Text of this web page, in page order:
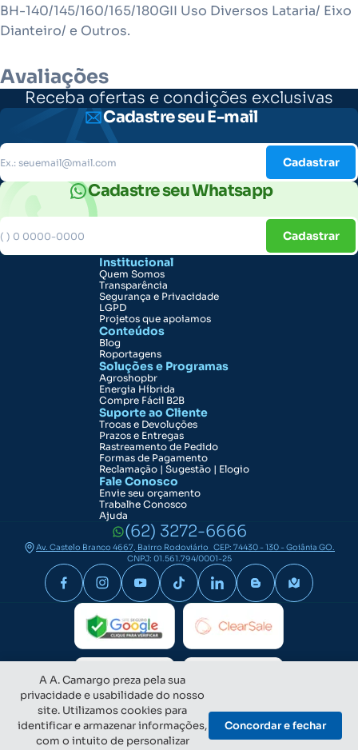
BH-140/145/160/165/180GII Uso Diversos Lataria/ Eixo
Dianteiro/ e Outros.
Avaliações
Receba ofertas e condições exclusivas
Cadastre seu E-mail
Cadastrar
Cadastre seu Whatsapp
Cadastrar
Institucional
Quem Somos
Transparência
Segurança e Privacidade
LGPD
Projetos que apoiamos
Conteúdos
Blog
Roportagens
Soluções e Programas
Agroshopbr
Energia Híbrida
Compre Fácil B2B
Suporte ao Cliente
Trocas e Devoluções
Prazos e Entregas
Rastreamento de Pedido
Formas de Pagamento
Reclamação | Sugestão | Elogio
Fale Conosco
Envie seu orçamento
Trabalhe Conosco
Ajuda
(62) 3272-6666
Av. Castelo Branco 4667, Bairro Rodoviário CEP: 74430 - 130 - Goiânia GO.
CNPJ: 01.561.794/0001-25
A A. Camargo preza pela sua
privacidade e usabilidade do nosso
site. Utilizamos cookies para
identificar e armazenar informações,
com o intuito de personalizar
Concordar e fechar